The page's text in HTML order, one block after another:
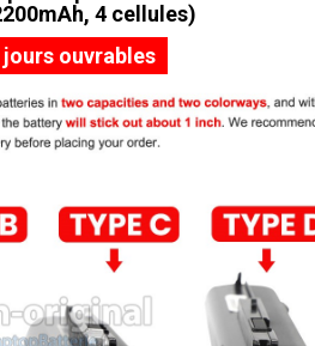
4 cellules)
ouvrables